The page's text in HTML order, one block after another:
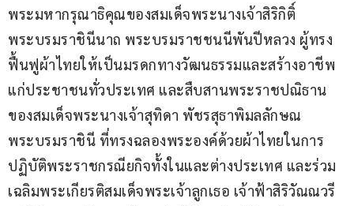
พระมหากรุณาธิคุณของสมเด็จพระนางเจ้าสิริกิติ์
พระบรมราชินีนาถ พระบรมราชชนนีพันปีหลวง ผู้ทรง
ฟื้นฟูผ้าไทยให้เป็นมรดกทางวัฒนธรรมและสร้างอาชีพ
แก่ประชาชนทั่วประเทศ และสืบสานพระราชปณิธาน
ของสมเด็จพระนางเจ้าสุทิดา พัชรสุธาพิมลลักษณ
พระบรมราชินี ที่ทรงฉลองพระองค์ด้วยผ้าไทยในการ
ปฏิบัติพระราชกรณียกิจทั้งในและต่างประเทศ และร่วม
เฉลิมพระเกียรติสมเด็จพระเจ้าลูกเธอ เจ้าฟ้าสิริวัณณวรี